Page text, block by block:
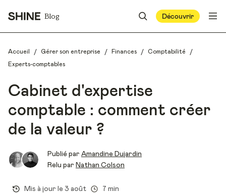
Blog Découvrir
Accueil / Gérer son entreprise / Finances / Comptabilité /
Experts-comptables
Cabinet d'expertise
comptable : comment créer
de la valeur ?
Publié par Amandine Dujardin
Relu par Nathan Colson
Mis à jour le 3 août 7 min